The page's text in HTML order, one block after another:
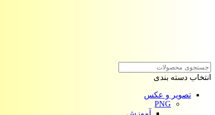
انتخاب دسته بندی
تصویر و عکس
PNG